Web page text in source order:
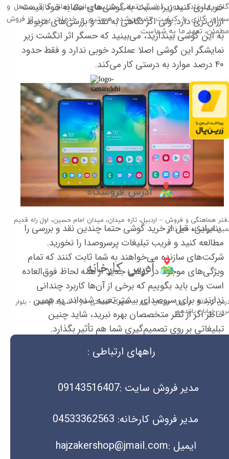
خریداری کنید زیرا نسبت به گوشی‌های مشابه خود قیمت
ارزان‌تری دارد. ولی اگر نگاهی به نقد و بررسی‌های مربوط
به این گوشی بیندازید، می‌بینید که حسگر اثر انگشت زیر
نمایشگر این گوشی اصلا عملکرد خوبی ندارد و فقط حدود
۴۰ درصد موارد به درستی کار می‌کند.
بنابراین، قبل از خرید گوشی حتما چندین نقد و بررسی را
مطالعه کنید و فریب تبلیغات پرسروصدا را نخورید.
شرکت‌های سازنده می‌خواهند به شما ثابت کنند که تمام
ویژگی‌های موجود در گوشی جدید از همه لحاظ فوق‌العاده
است ولی باید بگوییم که برخی از آن‌ها کاربرد چندانی
ندارند و برای سروصدای بیشتر تعبیه شده‌اند. به همین
خاطر اگر از نظر متخصصان بهره نبرید، شاید چنین
تبلیغاتی بر روی تصمیم‌گیری شما هم تأثیر بگذارد.
گازی ایستاده بدون دود آپارتمانی دادلیسان،انواع اجاق گاز ،​​​​​​​ مشعل و
سماور گازی با کیفیت تضمین‌شده هستیم و خدمات پس از فروش
مطمئن، تعهد ما به شماست.
آدرس فروشگاه
هماهنگی و فروش – اردبیل، تازه میدان، میدان امام حسین، اول راه قدیم
فروشگاه حاج ذاکر​​​​​​​
آدرس کارخانه: اردبیل - میدان ایثار - شهرک صنعتی فاز 1 شهید بهشتی - بلوار
- خیابان پانزدهم
مدیر فروش کارخانه: 04533362563
راههای ارتباطی :
مدیر فروش سایت :09143516407
ایمیل :hajzakershop@jmail.com
آدرس کارخانه​​​​​​​